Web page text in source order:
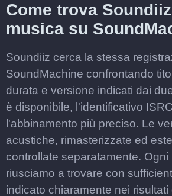
Come trova
musica su
Soundiiz cerca la stessa
SoundMachine confrontando
durata e versione indicati dai
è disponibile, l'identificativo
l'abbinamento più preciso. Le
acustiche, rimasterizzate ed
controllate separatamente.
riusciamo a trovare con
indicato chiaramente nei